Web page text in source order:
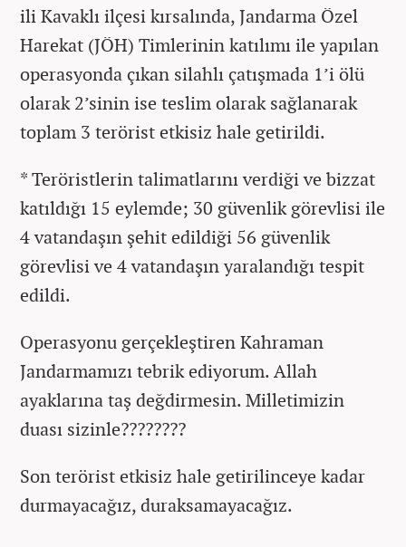
ili Kavaklı ilçesi kırsalında, Jandarma Özel
Harekat (JÖH) Timlerinin katılımı ile yapılan
operasyonda çıkan silahlı çatışmada 1’i ölü
olarak 2’sinin ise teslim olarak sağlanarak
toplam 3 terörist etkisiz hale getirildi.
* Teröristlerin talimatlarını verdiği ve bizzat
katıldığı 15 eylemde; 30 güvenlik görevlisi ile
4 vatandaşın şehit edildiği 56 güvenlik
görevlisi ve 4 vatandaşın yaralandığı tespit
edildi.
Operasyonu gerçekleştiren Kahraman
Jandarmamızı tebrik ediyorum. Allah
ayaklarına taş değdirmesin. Milletimizin
duası sizinle????????
Son terörist etkisiz hale getirilinceye kadar
durmayacağız, duraksamayacağız.